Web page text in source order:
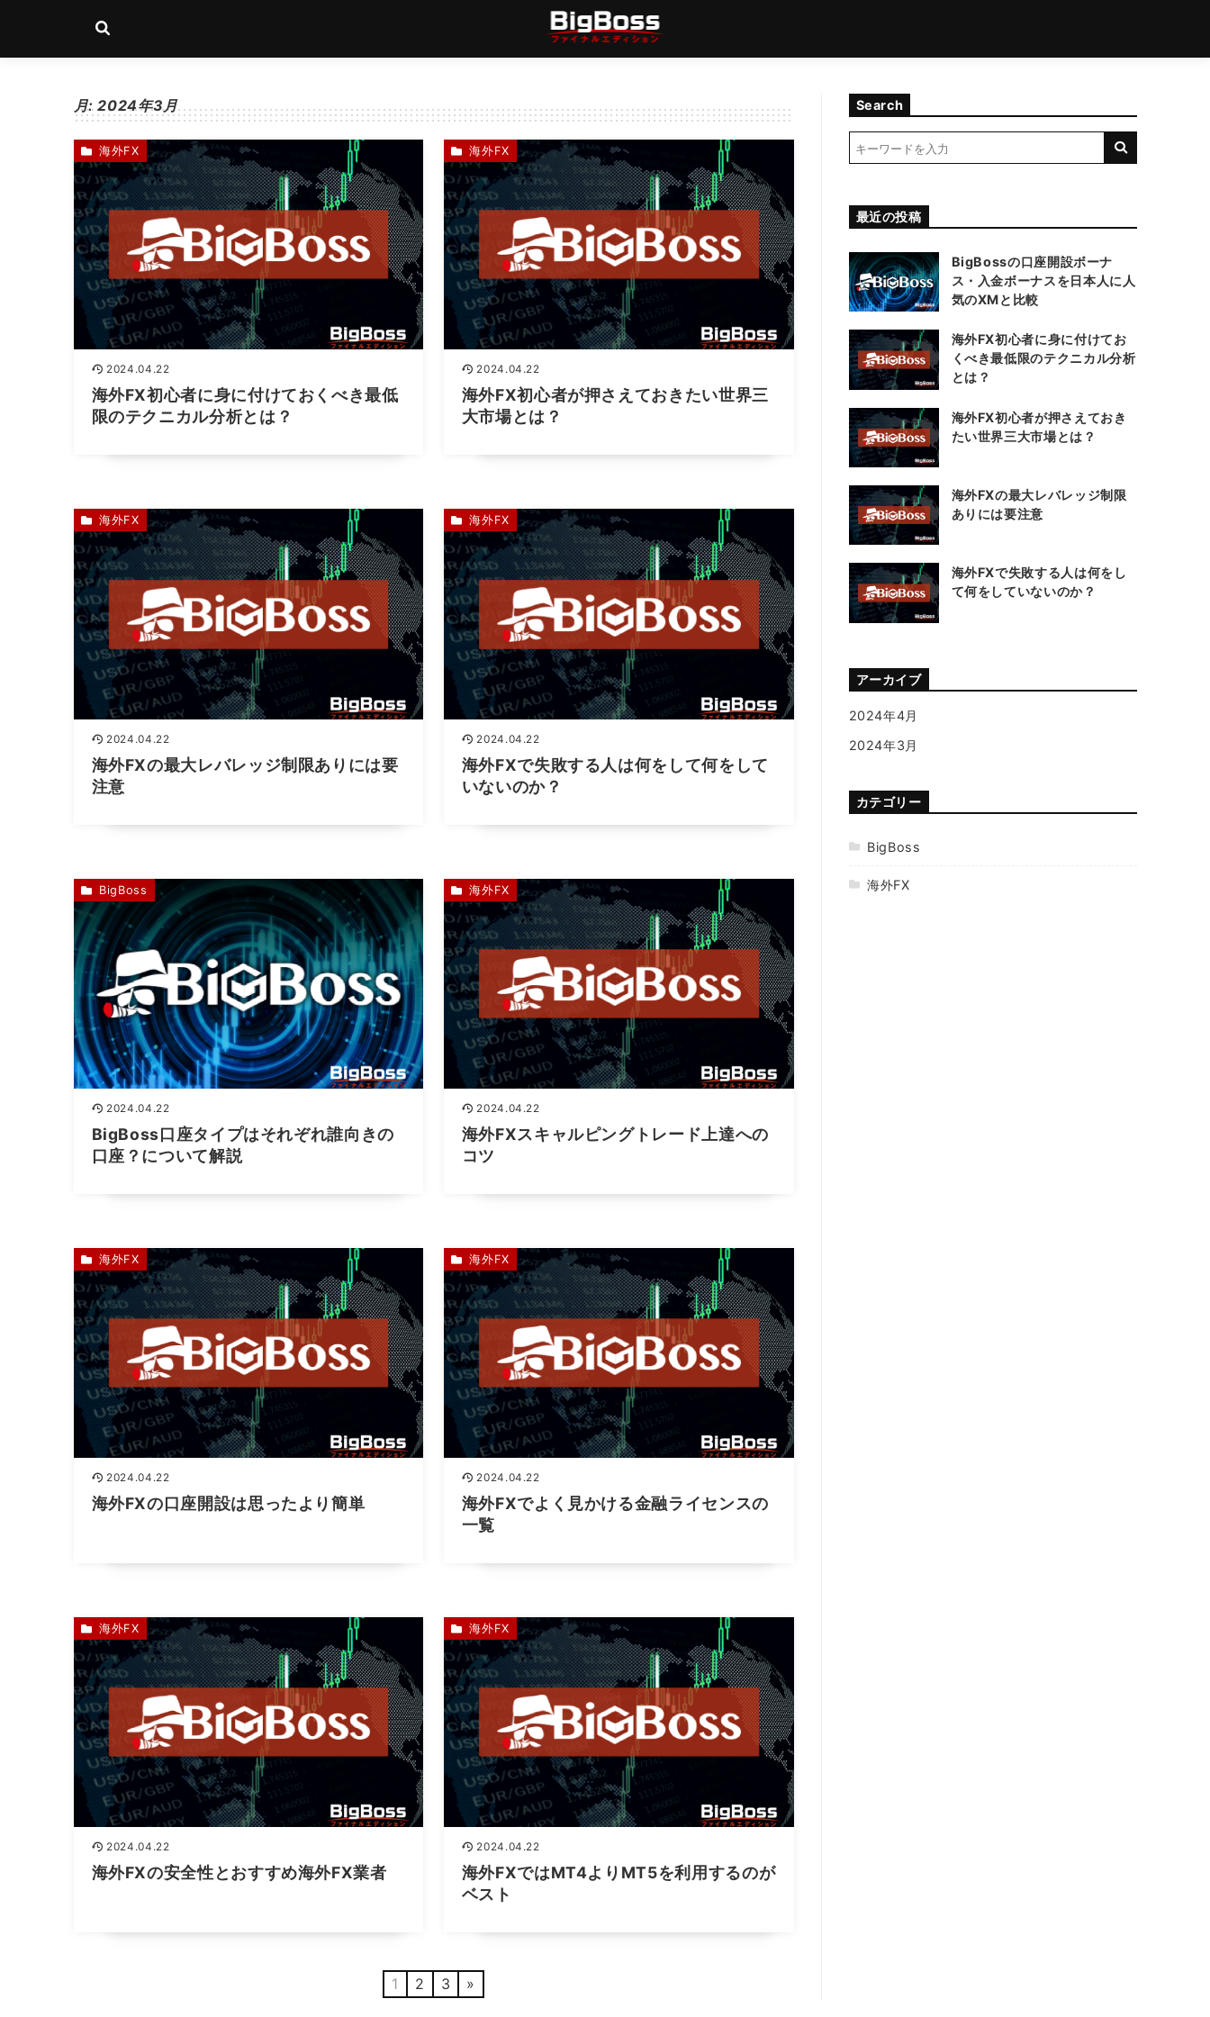
月:2024年3月
2024.04.22
海外FX初心者に身に付けておくべき最低
限のテクニカル分析とは？
海外FX
2024.04.22
海外FX初心者が押さえておきたい世界三
大市場とは？
海外FX
2024.04.22
海外FXの最大レバレッジ制限ありには要
注意
海外FX
2024.04.22
海外FXで失敗する人は何をして何をして
いないのか？
海外FX
2024.04.22
BigBoss口座タイプはそれぞれ誰向きの
口座？について解説
BigBoss
2024.04.22
海外FXスキャルピングトレード上達への
コツ
海外FX
2024.04.22
海外FXの口座開設は思ったより簡単
海外FX
2024.04.22
海外FXでよく見かける金融ライセンスの
一覧
海外FX
2024.04.22
海外FXの安全性とおすすめ海外FX業者
海外FX
2024.04.22
海外FXではMT4よりMT5を利用するのが
ベスト
海外FX
1 2 3 »
Search
最近の投稿
BigBossの口座開設ボーナ
ス・入金ボーナスを日本人に人
気のXMと比較
海外FX初心者に身に付けてお
くべき最低限のテクニカル分析
とは？
海外FX初心者が押さえておき
たい世界三大市場とは？
海外FXの最大レバレッジ制限
ありには要注意
海外FXで失敗する人は何をし
て何をしていないのか？
アーカイブ
2024年4月
2024年3月
カテゴリー
BigBoss
海外FX